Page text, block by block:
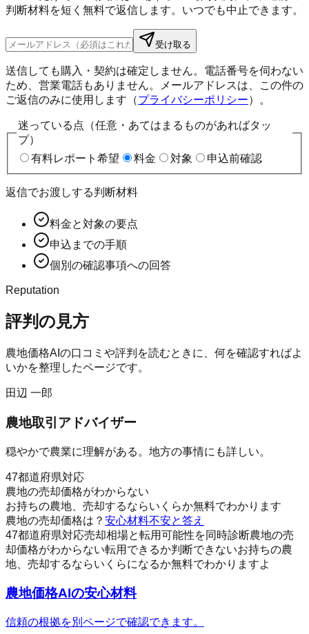
判断材料を短く無料で返信します。いつでも中止できます。
受け取る
送信しても購入・契約は確定しません。電話番号を伺わない
ため、営業電話もありません。メールアドレスは、この件の
ご返信のみに使用します（プライバシーポリシー）。
迷っている点（任意・あてはまるものがあればタッ
プ）
有料レポート希望
料金 対象 申込前確認
返信でお渡しする判断材料
料金と対象の要点
申込までの手順
個別の確認事項への回答
Reputation
評判の見方
農地価格AI の口コミや評判を読むときに、何を確認すればよ
いかを整理したページです。
田辺 一郎
農地取引アドバイザー
穏やかで農業に理解がある。地方の事情にも詳しい。
47都道府県対応
農地の売却価格がわからない
お持ちの農地、売却するならいくらか無料でわかります
農地の売却価格は？ 安心材料不安と答え
47都道府県対応売却相場と転用可能性を同時診断農地の売
却価格がわからない転用できるか判断できないお持ちの農
地、売却するならいくらになるか無料でわかりますよ
農地価格AIの安心材料
信頼の根拠を別ページで確認できます。